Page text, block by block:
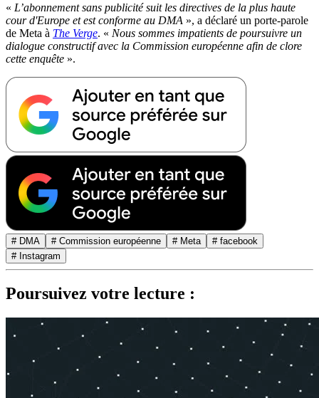
« L’abonnement sans publicité suit les directives de la plus haute
cour d'Europe et est conforme au DMA », a déclaré un porte-parole
de Meta à The Verge. « Nous sommes impatients de poursuivre un
dialogue constructif avec la Commission européenne afin de clore
cette enquête ».
# DMA # Commission européenne # Meta
# facebook
# Instagram
Poursuivez votre lecture :